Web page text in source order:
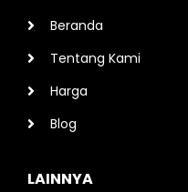
Beranda
Tentang Kami
Harga
Blog
LAINNYA